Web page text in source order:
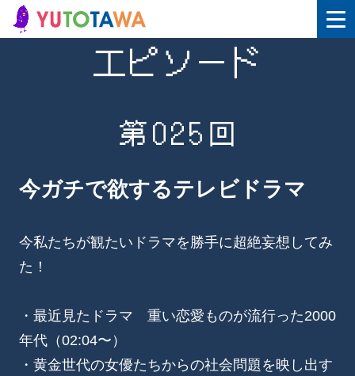
エピソード
第025回
今ガチで欲するテレビドラマ
今私たちが観たいドラマを勝手に超絶妄想してみ
た！
・最近見たドラマ 重い恋愛ものが流行った2000
年代（02:04〜）
・黄金世代の女優たちからの社会問題を映し出す